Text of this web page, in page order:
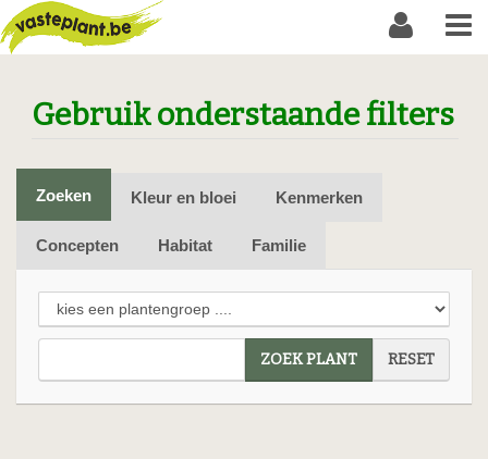
Gebruik onderstaande filters
Zoeken Kleur en bloei Kenmerken
Concepten Habitat Familie
ZOEK PLANT RESET